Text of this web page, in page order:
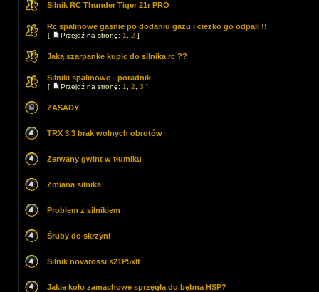
Silnik RC Thunder Tiger 21r PRO
Rc spalinowe gasnie po dodaniu gazu i ciezko go odpali !!
[ Przejdź na stronę: 1 2 ]
Jaką szarpanke kupic do silnika rc ??
Silniki spalinowe - poradnik
[ Przejdź na stronę: 1 2 3 ]
ZASADY
TRX 3.3 brak wolnych obrotów
Zerwany gwint w tłumiku
Zmiana silnika
Problem z silnikiem
Śruby do skrzyni
Silnik novarossi s21P5xlt
Jakie koło zamachowe sprzęgła do bębna HSP?